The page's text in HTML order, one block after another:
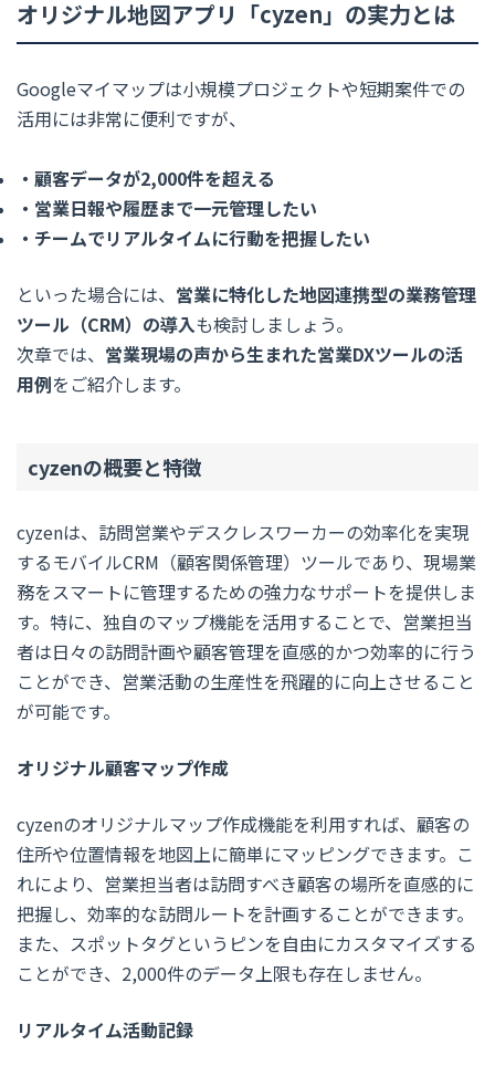
オリジナル地図アプリ「cyzen」の実力とは
Googleマイマップは小規模プロジェクトや短期案件での
活用には非常に便利ですが、
・顧客データが2,000件を超える
・営業日報や履歴まで一元管理したい
・チームでリアルタイムに行動を把握したい
といった場合には、 営業に特化した地図連携型の業務管理
ツール（CRM）の導入も検討しましょう。
次章では、 営業現場の声から生まれた営業DXツールの活
用例をご紹介します。
cyzenの概要と特徴
cyzenは、訪問営業やデスクレスワーカーの効率化を実現
するモバイルCRM（顧客関係管理）ツールであり、現場業
務をスマートに管理するための強力なサポートを提供しま
す。特に、独自のマップ機能を活用することで、営業担当
者は日々の訪問計画や顧客管理を直感的かつ効率的に行う
ことができ、営業活動の生産性を飛躍的に向上させること
が可能です。
オリジナル顧客マップ作成
cyzenのオリジナルマップ作成機能を利用すれば、顧客の
住所や位置情報を地図上に簡単にマッピングできます。こ
れにより、営業担当者は訪問すべき顧客の場所を直感的に
把握し、効率的な訪問ルートを計画することができます。
また、スポットタグというピンを自由にカスタマイズする
ことができ、2,000件のデータ上限も存在しません。
リアルタイム活動記録